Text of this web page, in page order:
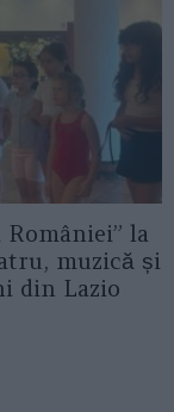
la
muzică și
din Lazio